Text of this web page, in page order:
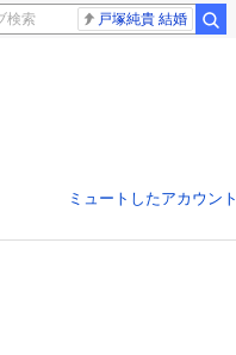
戸塚純貴 結婚
ミュートしたアカウント